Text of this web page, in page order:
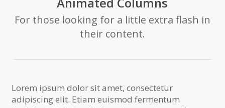
For those looking for a little extra flash in
their content.
Lorem ipsum dolor sit amet, consectetur
adipiscing elit. Etiam euismod fermentum